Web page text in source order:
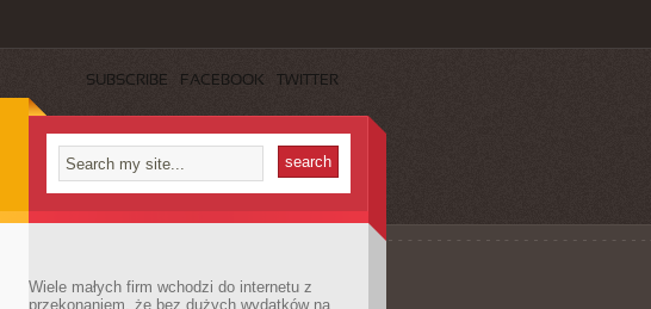
SUBSCRIBE FACEBOOK TWITTER
Wiele małych firm wchodzi do internetu z
przekonaniem, że bez dużych wydatków na